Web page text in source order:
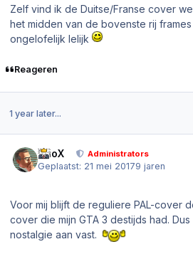
Zelf vind ik de Duitse/Franse cover
het midden van de bovenste rij
ongelofelijk lelijk
Reageren
1 year later...
PrioX Administrators
Geplaatst: 21 mei 20179 jaren
Voor mij blijft de reguliere PAL-cover
cover die mijn GTA 3 destijds had.
nostalgie aan vast.